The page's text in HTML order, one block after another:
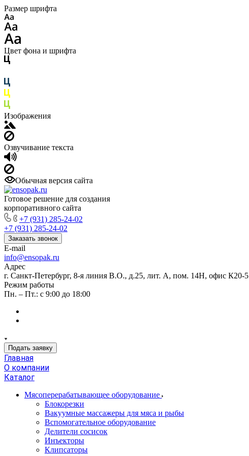
Размер шрифта
Цвет фона и шрифта
Изображения
Озвучивание текста
Обычная версия сайта
Готовое решение для создания
корпоративного сайта
+7 (931) 285-24-02
+7 (931) 285-24-02
Заказать звонок
E-mail
info@ensopak.ru
Адрес
г. Санкт-Петербург, 8-я линия В.О., д.25, лит. А, пом. 14Н, офис К20-5
Режим работы
Пн. – Пт.: с 9:00 до 18:00
Подать заявку
Главная
О компании
Каталог
Мясоперерабатывающее оборудование
Блокорезки
Вакуумные массажеры для мяса и рыбы
Вспомогательное оборудование
Делители сосисок
Инъекторы
Клипсаторы